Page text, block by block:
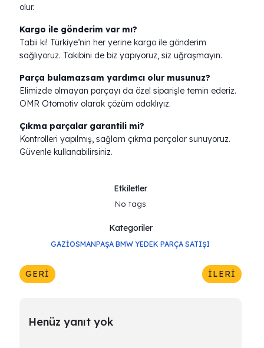
olur.
Kargo ile gönderim var mı?
Tabii ki! Türkiye’nin her yerine kargo ile gönderim
sağlıyoruz. Takibini de biz yapıyoruz, siz uğraşmayın.
Parça bulamazsam yardımcı olur musunuz?
Elimizde olmayan parçayı da özel siparişle temin ederiz.
OMR Otomotiv olarak çözüm odaklıyız.
Çıkma parçalar garantili mi?
Kontrolleri yapılmış, sağlam çıkma parçalar sunuyoruz.
Güvenle kullanabilirsiniz.
Etkiletler
No tags
Kategoriler
GAZIOSMANPAŞA BMW YEDEK PARÇA SATIŞI
GERI İLERI
Henüz yanıt yok